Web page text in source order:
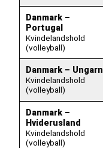
Danmark –
Portugal
Kvindelandshold
(volleyball)
Danmark – Ungarn
Kvindelandshold
(volleyball)
Danmark –
Hviderusland
Kvindelandshold
(volleyball)